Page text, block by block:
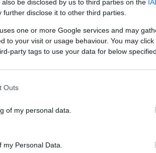
be disclosed by us to third parties on the
further disclose it to other third parties.
one or more Google services and may
to your visit or usage behaviour. You may
party tags to use your data for below
Outs
of my personal data.
Personal Data.
unica grazie al progetto
della sua candidatura a
l’illuminazione di sette
di luce, creando